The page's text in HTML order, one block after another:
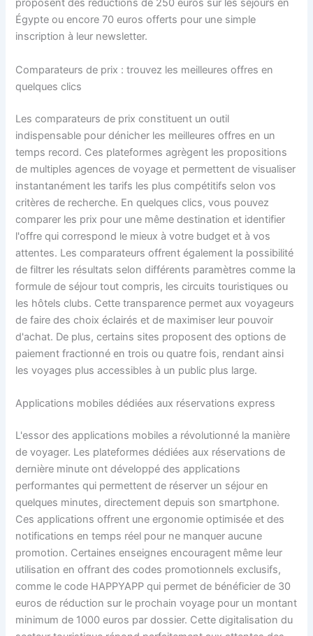
proposent des réductions de 250 euros sur les séjours en
Égypte ou encore 70 euros offerts pour une simple
inscription à leur newsletter.
Comparateurs de prix : trouvez les meilleures offres en
quelques clics
Les comparateurs de prix constituent un outil
indispensable pour dénicher les meilleures offres en un
temps record. Ces plateformes agrègent les propositions
de multiples agences de voyage et permettent de visualiser
instantanément les tarifs les plus compétitifs selon vos
critères de recherche. En quelques clics, vous pouvez
comparer les prix pour une même destination et identifier
l'offre qui correspond le mieux à votre budget et à vos
attentes. Les comparateurs offrent également la possibilité
de filtrer les résultats selon différents paramètres comme la
formule de séjour tout compris, les circuits touristiques ou
les hôtels clubs. Cette transparence permet aux voyageurs
de faire des choix éclairés et de maximiser leur pouvoir
d'achat. De plus, certains sites proposent des options de
paiement fractionné en trois ou quatre fois, rendant ainsi
les voyages plus accessibles à un public plus large.
Applications mobiles dédiées aux réservations express
L'essor des applications mobiles a révolutionné la manière
de voyager. Les plateformes dédiées aux réservations de
dernière minute ont développé des applications
performantes qui permettent de réserver un séjour en
quelques minutes, directement depuis son smartphone.
Ces applications offrent une ergonomie optimisée et des
notifications en temps réel pour ne manquer aucune
promotion. Certaines enseignes encouragent même leur
utilisation en offrant des codes promotionnels exclusifs,
comme le code HAPPYAPP qui permet de bénéficier de 30
euros de réduction sur le prochain voyage pour un montant
minimum de 1000 euros par dossier. Cette digitalisation du